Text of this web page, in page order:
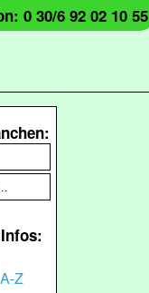
0 30/6 92 02 10 55
Z